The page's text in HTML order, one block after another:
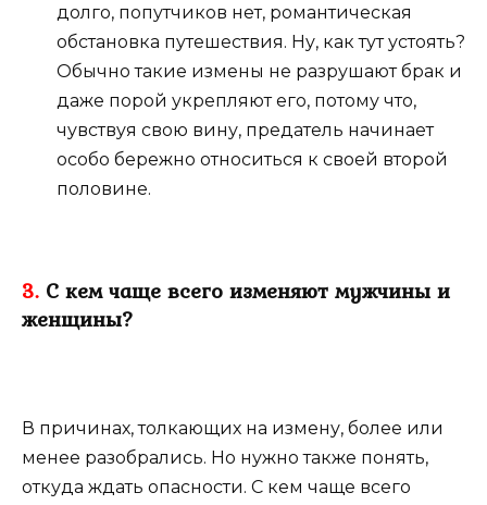
долго, попутчиков нет, романтическая
обстановка путешествия. Ну, как тут устоять?
Обычно такие измены не разрушают брак и
даже порой укрепляют его, потому что,
чувствуя свою вину, предатель начинает
особо бережно относиться к своей второй
половине.
3. С кем чаще всего изменяют мужчины и
женщины?
В причинах, толкающих на измену, более или
менее разобрались. Но нужно также понять,
откуда ждать опасности. С кем чаще всего